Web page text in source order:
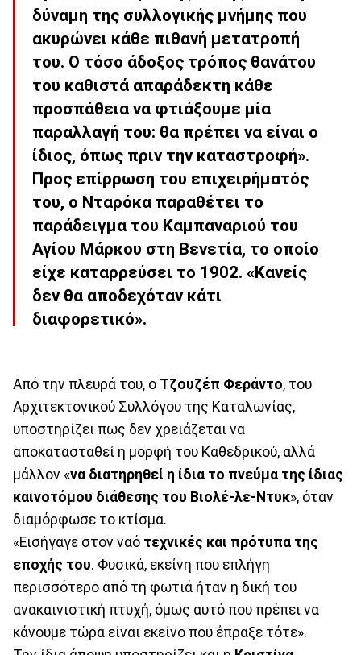
δύναμη της συλλογικής μνήμης που
ακυρώνει κάθε πιθανή μετατροπή
του. Ο τόσο άδοξος τρόπος θανάτου
του καθιστά απαράδεκτη κάθε
προσπάθεια να φτιάξουμε μία
παραλλαγή του: θα πρέπει να είναι ο
ίδιος, όπως πριν την καταστροφή».
Προς επίρρωση του επιχειρήματός
του, ο Νταρόκα παραθέτει το
παράδειγμα του Καμπαναριού του
Αγίου Μάρκου στη Βενετία, το οποίο
είχε καταρρεύσει το 1902. «Κανείς
δεν θα αποδεχόταν κάτι
διαφορετικό».
Από την πλευρά του, ο Τζουζέπ Φεράντο, του
Αρχιτεκτονικού Συλλόγου της Καταλωνίας,
υποστηρίζει πως δεν χρειάζεται να
αποκατασταθεί η μορφή του Καθεδρικού, αλλά
μάλλον «να διατηρηθεί η ίδια το πνεύμα της ίδιας
καινοτόμου διάθεσης του Βιολέ-λε-Ντυκ», όταν
διαμόρφωσε το κτίσμα.
«Εισήγαγε στον ναό τεχνικές και πρότυπα της
εποχής του. Φυσικά, εκείνη που επλήγη
περισσότερο από τη φωτιά ήταν η δική του
ανακαινιστική πτυχή, όμως αυτό που πρέπει να
κάνουμε τώρα είναι εκείνο που έπραξε τότε».